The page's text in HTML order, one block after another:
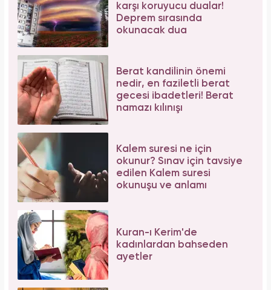
karşı koruyucu dualar!
Deprem sırasında
okunacak dua
Berat kandilinin önemi
nedir, en faziletli berat
gecesi ibadetleri! Berat
namazı kılınışı
Kalem suresi ne için
okunur? Sınav için tavsiye
edilen Kalem suresi
okunuşu ve anlamı
Kuran-ı Kerim'de
kadınlardan bahseden
ayetler